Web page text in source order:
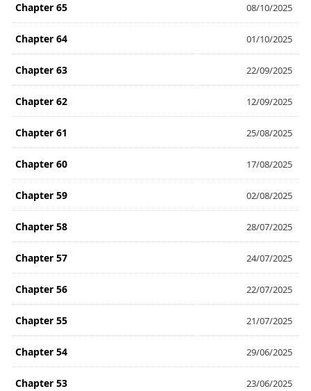
Chapter 65 08/10/2025
Chapter 64 01/10/2025
Chapter 63 22/09/2025
Chapter 62 12/09/2025
Chapter 61 25/08/2025
Chapter 60 17/08/2025
Chapter 59 02/08/2025
Chapter 58 28/07/2025
Chapter 57 24/07/2025
Chapter 56 22/07/2025
Chapter 55 21/07/2025
Chapter 54 29/06/2025
Chapter 53 23/06/2025